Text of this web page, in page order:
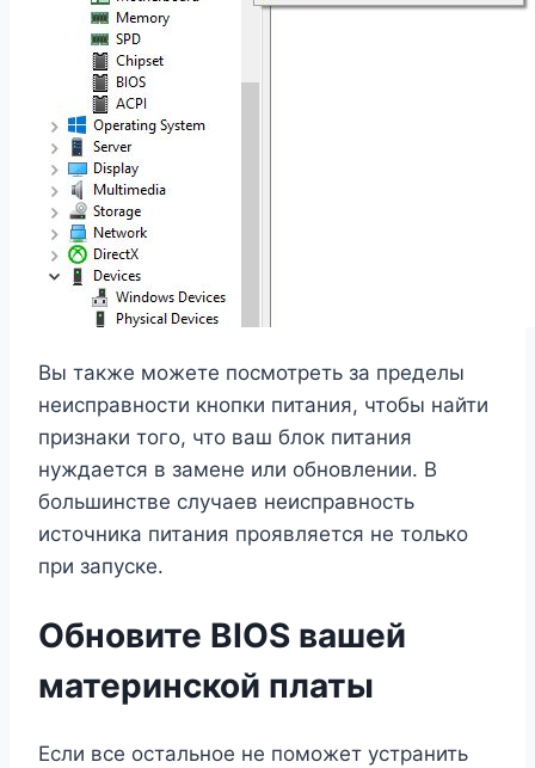
Вы также можете посмотреть за пределы
неисправности кнопки питания, чтобы найти
признаки того, что ваш блок питания
нуждается в замене или обновлении. В
большинстве случаев неисправность
источника питания проявляется не только
при запуске.
Обновите BIOS вашей
материнской платы
Если все остальное не поможет устранить